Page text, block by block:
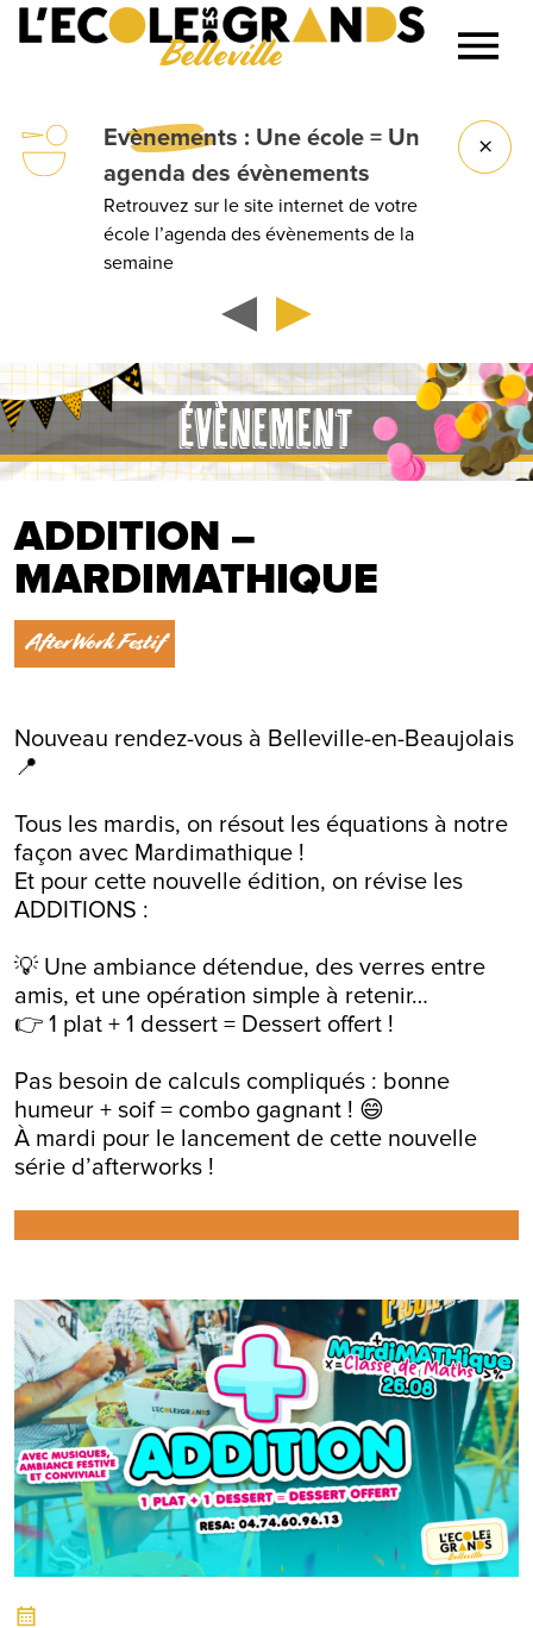
Belleville
Lancer la recherche
Evènements : Une école = Un
agenda des évènements
Retrouvez sur le site internet de votre
école l’agenda des évènements de la
semaine
ÉVÈNEMENT
ADDITION –
MARDIMATHIQUE
AfterWork Festif
Nouveau rendez-vous à Belleville-en-Beaujolais
📍
Tous les mardis, on résout les équations à notre
façon avec Mardimathique !
Et pour cette nouvelle édition, on révise les
ADDITIONS :
💡 Une ambiance détendue, des verres entre
amis, et une opération simple à retenir…
👉 1 plat + 1 dessert = Dessert offert !
Pas besoin de calculs compliqués : bonne
humeur + soif = combo gagnant ! 😄
À mardi pour le lancement de cette nouvelle
série d’afterworks !